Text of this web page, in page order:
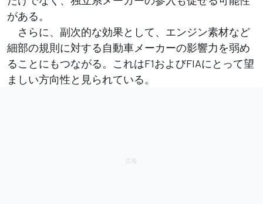
がある。
さらに、副次的な効果として、エンジン素材など
細部の規則に対する自動車メーカーの影響力を弱め
ることにもつながる。これはF1およびFIAにとって望
ましい方向性と見られている。